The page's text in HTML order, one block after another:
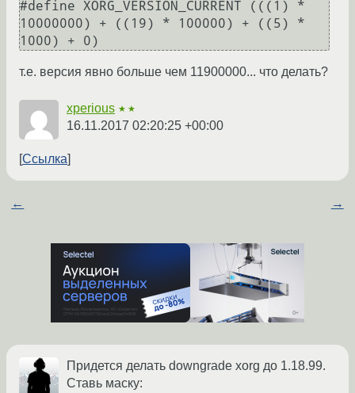
#define XORG_VERSION_CURRENT (((1) *
10000000) + ((19) * 100000) + ((5) *
т.е. версия явно больше чем 11900000... что делать?
xperious ★★
16.11.2017 02:20:25 +00:00
Ссылка
← →
Придется делать downgrade xorg до 1.18.99.
Ставь маску: